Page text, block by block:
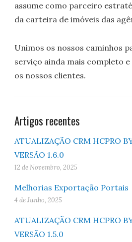
assume como parceiro
da carteira de imóveis das
Unimos os nossos caminhos
serviço ainda mais completo
os nossos clientes.
Artigos recentes
ATUALIZAÇÃO CRM HCPRO
VERSÃO 1.6.0
12 de Novembro, 2025
Melhorias Exportação Portais
4 de Junho, 2025
ATUALIZAÇÃO CRM HCPRO
VERSÃO 1.5.0